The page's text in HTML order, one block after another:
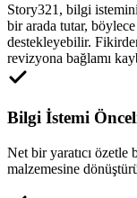
Story321, bilgi
bir arada tutar,
destekleyebilir.
revizyona bağlamı
Bilgi İstemi
Net bir yaratıcı özetle
malzemesine